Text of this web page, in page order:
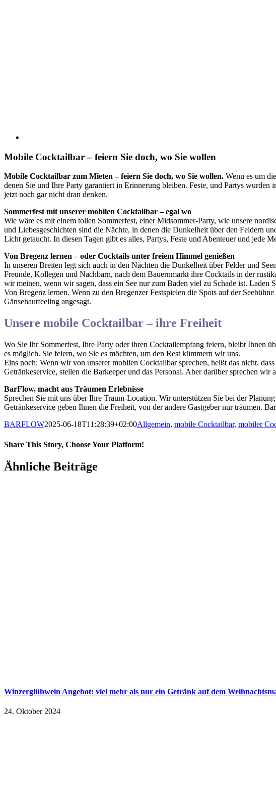
Mobile Cocktailbar – feiern Sie doch, wo Sie wollen
Mobile Cocktailbar zum Mieten – feiern Sie doch, wo Sie wollen. Wenn es um
denen Sie und Ihre Party garantiert in Erinnerung bleiben. Feste, und Partys
jetzt noch gar nicht dran denken.
Sommerfest mit unserer mobilen Cocktailbar – egal wo
Wie wäre es mit einem tollen Sommerfest, einer Midsommer-Party, wie unsere
und Liebesgeschichten sind die Nächte, in denen die Dunkelheit über den Feldern
Licht getaucht. In diesen Tagen gibt es alles, Partys, Feste und Abenteuer und jede
Von Bregenz lernen – oder Cocktails unter freiem Himmel genießen
In unseren Breiten legt sich auch in den Nächten die Dunkelheit über Felder und
Freunde, Kollegen und Nachbarn, nach dem Bauernmarkt ihre Cocktails in der
wir meinen, wenn wir sagen, dass ein See nur zum Baden viel zu Schade ist.
Von Bregenz lernen. Wenn zu den Bregenzer Festspielen die Spots auf der
Gänsehautfeeling angesagt.
Unsere mobile Cocktailbar – ihre Freiheit
Wo Sie Ihr Sommerfest, Ihre Party oder ihren Cocktailempfang feiern, bleibt Ihnen
es möglich. Sie feiern, wo Sie es möchten, um den Rest kümmern wir uns.
Eins noch: Wenn wir von unserer mobilen Cocktailbar sprechen, heißt das nicht,
Getränkeservice, stellen die Barkeeper und das Personal. Aber darüber sprechen
BarFlow, macht aus Träumen Erlebnisse
Sprechen Sie mit uns über Ihre Traum-Location. Wir unterstützen Sie bei der
Getränkeservice geben Ihnen die Freiheit, von der andere Gastgeber nur träumen.
BARFLOW2025-06-18T11:28:39+02:00Allgemein, mobile Cocktailbar, mobiler
Share This Story, Choose Your Platform!
Ähnliche Beiträge
Winzerglühwein Angebot: viel mehr als nur ein Getränk auf dem
24. Oktober 2024